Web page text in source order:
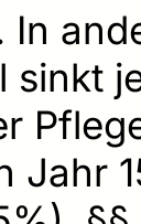
In
sinkt
Jahr